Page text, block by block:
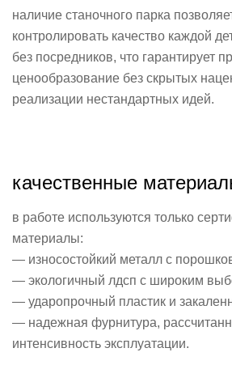
наличие станочного парка
контролировать качество каждой
без посредников, что гарантирует
ценообразование без скрытых
реализации нестандартных идей.
качественные
в работе используются только
материалы:
— износостойкий металл с
— экологичный лдсп с широким
— ударопрочный пластик и
— надежная фурнитура,
интенсивность эксплуатации.